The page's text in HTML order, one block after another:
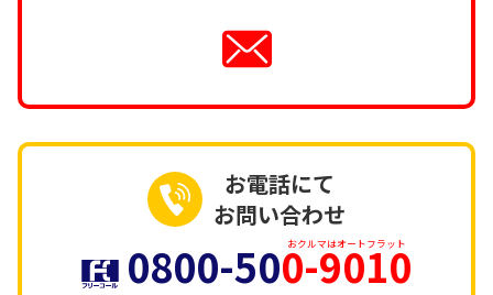
お電話にて
お問い合わせ
0800-500-9010
おクルマはオートフラット